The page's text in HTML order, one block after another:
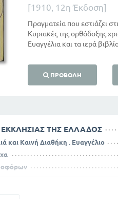
[1910, 12η Έκδοση]
Πραγματεία που εστιάζει
Κυριακές της ορθόδοξης
Ευαγγέλια και τα ιερά
ΠΡΟΒΟΛΉ
ΤΗΣ ΕΛΛΑΔΟΣ
και Καινή Διαθήκη . Ευαγγέλιο